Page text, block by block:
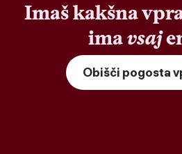
Imaš kakšna
imavsaj
Obišči pogosta